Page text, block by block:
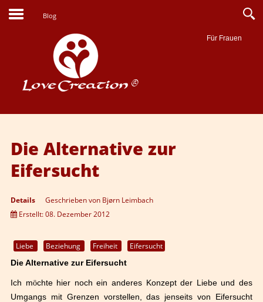
Blog
Für Frauen
Suche
Die Alternative zur
Eifersucht
Details Geschrieben von Bjørn Leimbach
Erstellt: 08. Dezember 2012
Liebe Beziehung Freiheit
Eifersucht
Die Alternative zur Eifersucht
Ich möchte hier noch ein anderes Konzept der Liebe und des
Umgangs mit Grenzen vorstellen, das jenseits von Eifersucht